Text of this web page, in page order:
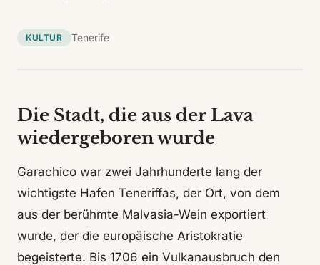
KULTUR Tenerife
Die Stadt, die aus der Lava
wiedergeboren wurde
Garachico war zwei Jahrhunderte lang der
wichtigste Hafen Teneriffas, der Ort, von dem
aus der berühmte Malvasia-Wein exportiert
wurde, der die europäische Aristokratie
begeisterte. Bis 1706 ein Vulkanausbruch den